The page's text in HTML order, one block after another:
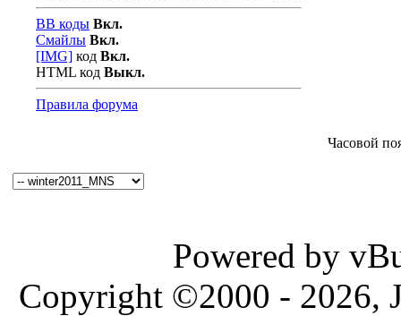
BB коды Вкл.
Смайлы Вкл.
[IMG] код Вкл.
HTML код Выкл.
Правила форума
Часовой
Powered by
Copyright ©2000 - 2026,